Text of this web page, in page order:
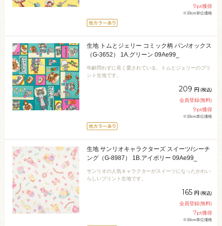
9pt獲得
※10cm単位価格
生地 トムとジェリー コミック柄 パン/オックス
（G-3652） 1A.グリーン 09Ae99_
年齢問わずに長く愛されている、トムとジェリーのプリ
ント生地です。
209 円 (税込)
会員登録(無料)
9pt獲得
※10cm単位価格
生地 サンリオキャラクターズ スイーツ/シーチ
ング（G-8987） 1B.アイボリー 09Ae99_
サンリオの人気キャラクターがスイーツになったかわい
らしいプリント生地です。
165 円 (税込)
会員登録(無料)
7pt獲得
※10cm単位価格